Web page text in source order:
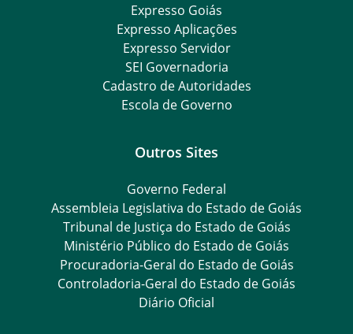
Expresso Goiás
Expresso Aplicações
Expresso Servidor
SEI Governadoria
Cadastro de Autoridades
Escola de Governo
Outros Sites
Governo Federal
Assembleia Legislativa do Estado de Goiás
Tribunal de Justiça do Estado de Goiás
Ministério Público do Estado de Goiás
Procuradoria-Geral do Estado de Goiás
Controladoria-Geral do Estado de Goiás
Diário Oficial